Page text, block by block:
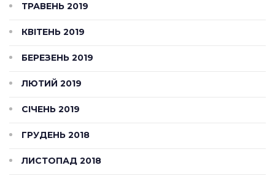
ТРАВЕНЬ 2019
КВІТЕНЬ 2019
БЕРЕЗЕНЬ 2019
ЛЮТИЙ 2019
СІЧЕНЬ 2019
ГРУДЕНЬ 2018
ЛИСТОПАД 2018